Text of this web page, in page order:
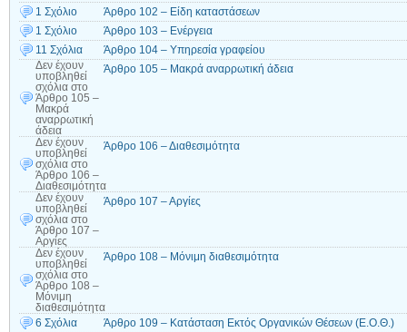
1 Σχόλιο
Άρθρο 102 – Είδη καταστάσεων
1 Σχόλιο
Άρθρο 103 – Ενέργεια
11 Σχόλια
Άρθρο 104 – Υπηρεσία γραφείου
Δεν έχουν
υποβληθεί
σχόλια στο
Άρθρο 105 –
Μακρά
αναρρωτική
άδεια
Άρθρο 105 – Μακρά αναρρωτική άδεια
Δεν έχουν
υποβληθεί
σχόλια στο
Άρθρο 106 –
Διαθεσιμότητα
Άρθρο 106 – Διαθεσιμότητα
Δεν έχουν
υποβληθεί
σχόλια στο
Άρθρο 107 –
Αργίες
Άρθρο 107 – Αργίες
Δεν έχουν
υποβληθεί
σχόλια στο
Άρθρο 108 –
Μόνιμη
διαθεσιμότητα
Άρθρο 108 – Μόνιμη διαθεσιμότητα
6 Σχόλια
Άρθρο 109 – Κατάσταση Εκτός Οργανικών Θέσεων (Ε.Ο.Θ.)